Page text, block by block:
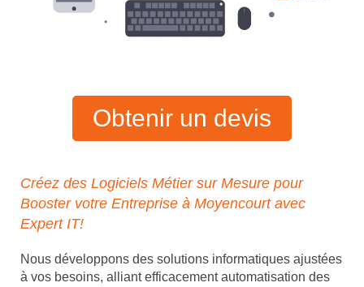
Obtenir un devis
Créez des Logiciels Métier sur Mesure pour
Booster votre Entreprise à Moyencourt avec
Expert IT!
Nous développons des solutions informatiques ajustées
à vos besoins, alliant efficacement automatisation des